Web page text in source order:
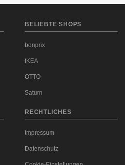
BELIEBTE SHOPS
bonprix
IKEA
OTTO
Saturn
RECHTLICHES
Impressum
Datenschutz